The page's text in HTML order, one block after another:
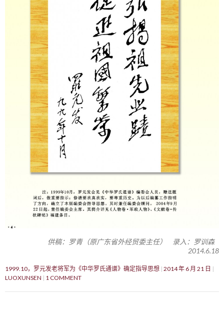
供稿：罗青（原广东省外经贸委主任） 录入：罗训森
2014.6.18
1999.10，罗元发老将军为《中华罗氏通谱》确定指导思想 2014 年 6 月 21 日
LUOXUNSEN
1 COMMENT